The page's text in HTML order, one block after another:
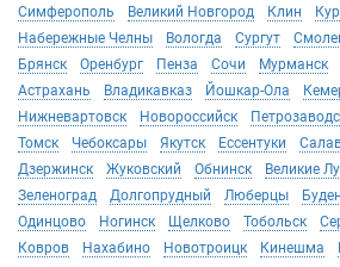
Симферополь
Великий Новгород Клин
Набережные Челны
Вологда Сургут
Брянск
Оренбург Пенза Сочи Мурманск
Астрахань
Владикавказ Йошкар-Ола
Нижневартовск
Новороссийск
Томск
Чебоксары Якутск Ессентуки
Дзержинск
Жуковский Обнинск Великие
Зеленоград
Долгопрудный Люберцы
Одинцово
Ногинск Щелково Тобольск
Ковров
Нахабино Новотроицк Кинешма